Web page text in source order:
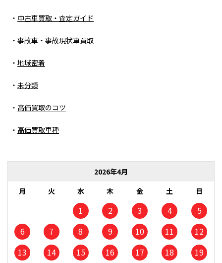
中古車買取・査定ガイド
事故車・事故現状車買取
地域密着
未分類
高価買取のコツ
高価買取車種
2026年4月
月
火 水 木 金 土 日
1 2 3 4
5
6
7 8 9 10 11
12
13
14 15 16 17 18 19